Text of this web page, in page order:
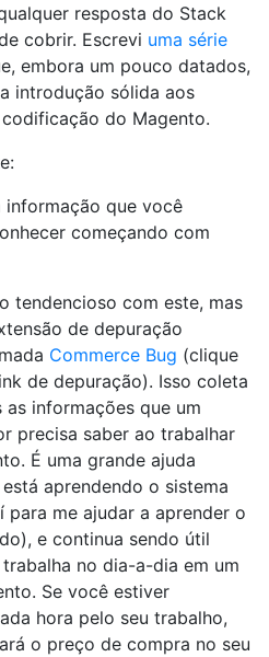
resposta do Stack
cobrir. Escrevi uma série
embora um pouco datados,
introdução sólida aos
do Magento.
informação que você
começando com
tendencioso com este, mas
de depuração
Commerce Bug (clique
de depuração). Isso coleta
informações que um
precisa saber ao trabalhar
É uma grande ajuda
aprendendo o sistema
para me ajudar a aprender o
e continua sendo útil
no dia-a-dia em um
Se você estiver
hora pelo seu trabalho,
o preço de compra no seu